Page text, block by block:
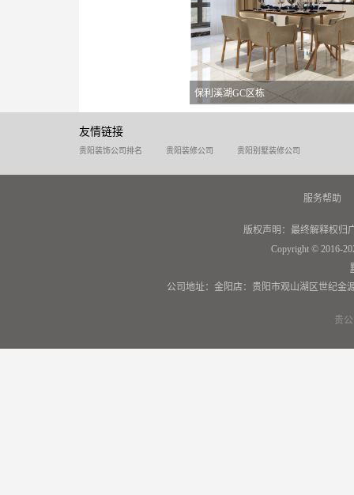
保利溪湖GC区栋
友情链接
贵阳装饰公司排名 贵阳装修公司 贵阳别墅装修公司
服务帮助
版权声明：最终解释权归
Copyright © 2016-
公司地址：金阳店：贵阳市观山湖区世纪金
贵